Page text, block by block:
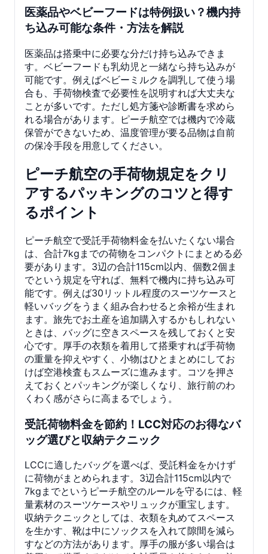
医薬品やベビーフードは特例扱い？機内持
ち込み可能な条件・方法を解説
医薬品は搭乗中に必要な分だけ持ち込みできま
す。ベビーフードも乳幼児と一緒なら持ち込みが
可能です。例えばベビーミルクを調乳して使う場
合も、手荷物検査で必要性を説明すれば大丈夫な
ことが多いです。ただし処方箋や診断書を求めら
れる場合があります。ピーチ航空では機内で冷蔵
保管ができないため、温度管理が要る品物は自前
の保冷手段を用意してください。
ピーチ航空の手荷物規定をクリ
アするパッキングのコツと得す
るポイント
ピーチ航空で受託手荷物料金を払いたくない場合
は、合計7kgまでの荷物をコンパクトにまとめる必
要があります。3辺の合計115cm以内、個数2個ま
でという規定を守れば、無料で機内に持ち込み可
能です。例えば30リットル程度のスーツケースと
軽いバッグをうまく組み合わせると余裕が生まれ
ます。旅先でお土産を追加購入するかもしれない
ときは、バッグに空きスペースを残しておくと安
心です。厚手の衣類を着用して搭乗すれば手荷物
の重量を抑えやすく、小物はひとまとめにしてお
けば空港検査もスムーズに進みます。コツを押さ
えておくとパッキングが楽しくなり、旅行前のわ
くわく感がさらに高まるでしょう。
受託荷物料金を節約！LCC対応のお得なバ
ッグ選びと収納テクニック
LCCに適したバッグを選べば、受託料金をかけず
に荷物がまとめられます。3辺合計115cm以内で
7kgまでというピーチ航空のルールを守るには、軽
量素材のスーツケースやリュックが重宝します。
収納テクニックとしては、衣類を丸めてスペース
を生かす、靴は中にソックスを入れて隙間を減ら
すなどの方法があります。厚手の服が多い場合は